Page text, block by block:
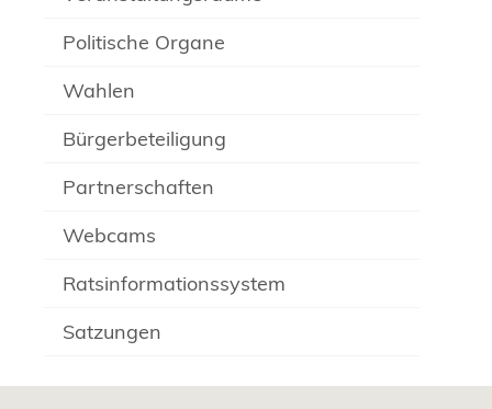
Politische Organe
Wahlen
Bürgerbeteiligung
Partnerschaften
Webcams
Ratsinformationssystem
Satzungen